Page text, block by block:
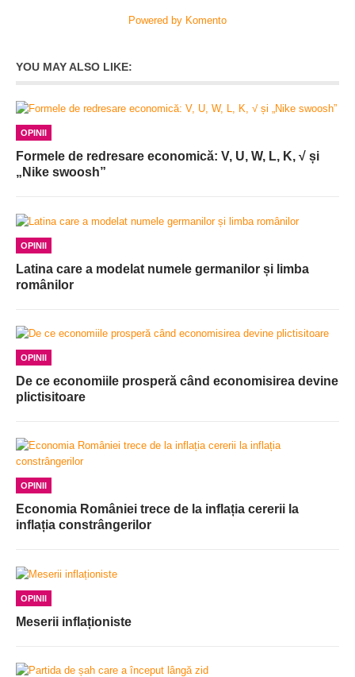
Powered by Komento
YOU MAY ALSO LIKE:
OPINII
Formele de redresare economică: V, U, W, L, K, √ și
„Nike swoosh”
OPINII
Latina care a modelat numele germanilor și limba
românilor
OPINII
De ce economiile prosperă când economisirea devine
plictisitoare
OPINII
Economia României trece de la inflația cererii la
inflația constrângerilor
OPINII
Meserii inflaționiste